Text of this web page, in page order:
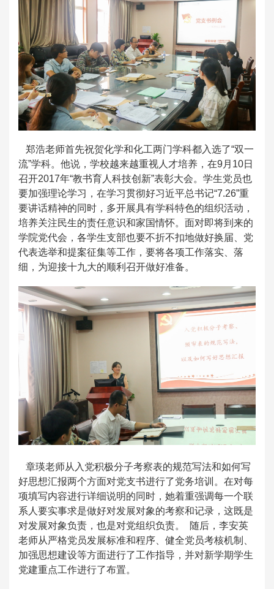
郑浩老师首先祝贺化学和化工两门学科都入选了“双一
流”学科。他说，学校越来越重视人才培养，在9月10日
召开2017年“教书育人科技创新”表彰大会。学生党员也
要加强理论学习，在学习贯彻好习近平总书记“7.26”重
要讲话精神的同时，多开展具有学科特色的组织活动，
培养关注民生的责任意识和家国情怀。面对即将到来的
学院党代会，各学生支部也要不折不扣地做好换届、党
代表选举和提案征集等工作，要将各项工作落实、落
细，为迎接十九大的顺利召开做好准备。
章瑛老师从入党积极分子考察表的规范写法和如何写
好思想汇报两个方面对党支书进行了党务培训。在对每
项填写内容进行详细说明的同时，她着重强调每一个联
系人要实事求是做好对发展对象的考察和记录，这既是
对发展对象负责，也是对党组织负责。 随后，李安英
老师从严格党员发展标准和程序、健全党员考核机制、
加强思想建设等方面进行了工作指导，并对新学期学生
党建重点工作进行了布置。